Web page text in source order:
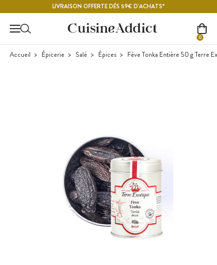
LIVRAISON OFFERTE DÈS 59€ D'ACHATS*
0
Accueil Épicerie Salé Épices Fève Tonka Entière 50 g Terre